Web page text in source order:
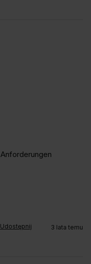
Udostępnij 3 lata temu